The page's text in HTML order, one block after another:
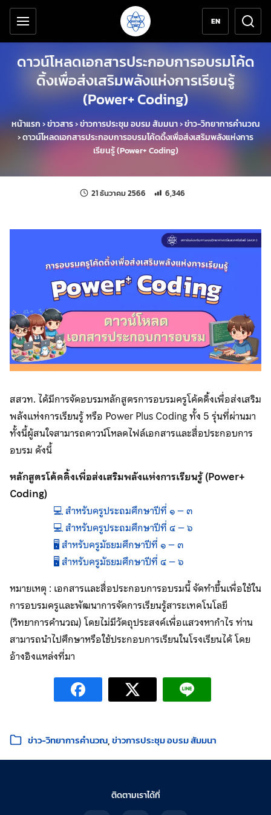
ข้ามไปยังเนื้อหาหลัก
เครื่องมือช่วยเหลือ
EN
ดาวน์โหลดเอกสารประกอบการอบรมโค้ด
ดิ้งเพื่อส่งเสริมพลังแห่งการเรียนรู้
(Power+ Coding)
หน้าแรก›ข่าวสาร›ข่าวการประชุม อบรม สัมมนา›ข่าว-วิทยาการคำนวณ
›ดาวน์โหลดเอกสารประกอบการอบรมโค้ดดิ้งเพื่อส่งเสริมพลังแห่งการ
เรียนรู้ (Power+ Coding)
21 ธันวาคม 2566 แก้ไขล่าสุดเมื่อ:
จำนวนการเข้าชม 6,346 ครั้ง
6,346
สสวท. ได้มีการจัดอบรมหลักสูตรการอบรมครูโค้ดดิ้งเพื่อส่งเสริม
พลังแห่งการเรียนรู้ หรือ Power Plus Coding ทั้ง 5 รุ่นที่ผ่านมา
ทั้งนี้ผู้สนใจสามารถดาวน์โหลดไฟล์เอกสารและสื่อประกอบการ
อบรม ดังนี้
หลักสูตรโค้ดดิ้งเพื่อส่งเสริมพลังแห่งการเรียนรู้ (Power+
Coding)
💻 สำหรับครูประถมศึกษาปีที่ ๑ – ๓
💻 สำหรับครูประถมศึกษาปีที่ ๔ – ๖
🖥️ สำหรับครูมัธยมศึกษาปีที่ ๑ – ๓
🖥️ สำหรับครูมัธยมศึกษาปีที่ ๔ – ๖
หมายเหตุ : เอกสารและสื่อประกอบการอบรมนี้ จัดทำขึ้นเพื่อใช้ใน
การอบรมครูและพัฒนาการจัดการเรียนรู้สาระเทคโนโลยี
(วิทยาการคำนวณ) โดยไม่มีวัตถุประสงค์เพื่อแสวงหากำไร ท่าน
สามารถนำไปศึกษาหรือใช้ประกอบการเรียนในโรงเรียนได้ โดย
อ้างอิงแหล่งที่มา
หมวดหมู่:
ข่าว-วิทยาการคำนวณ ข่าวการประชุม อบรม สัมมนา
ติดตามเราได้ที่